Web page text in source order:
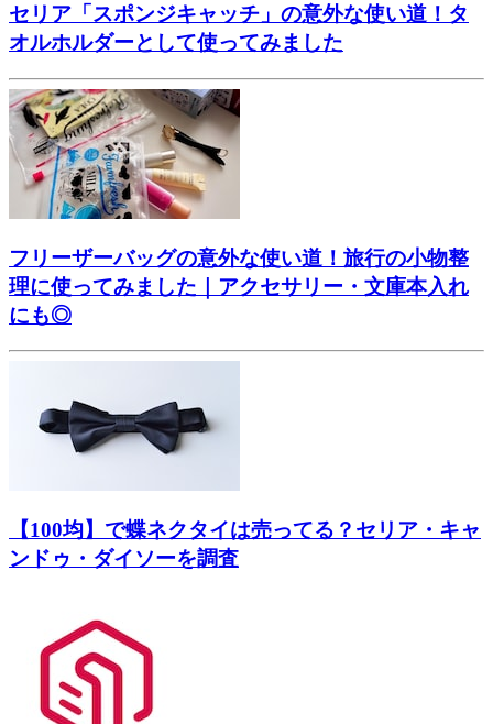
セリア「スポンジキャッチ」の意外な使い道！タ
オルホルダーとして使ってみました
フリーザーバッグの意外な使い道！旅行の小物整
理に使ってみました｜アクセサリー・文庫本入れ
にも◎
【100均】で蝶ネクタイは売ってる？セリア・キャ
ンドゥ・ダイソーを調査